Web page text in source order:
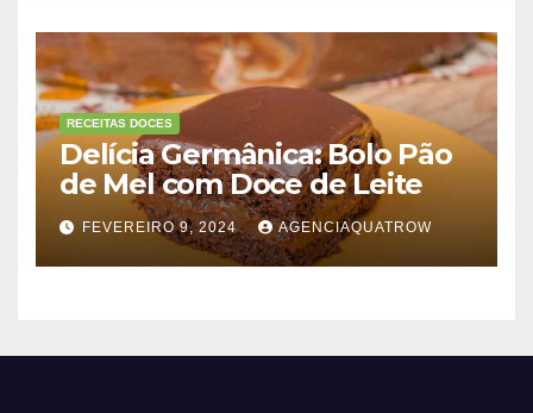
RECEITAS DOCES
Delícia Germânica: Bolo Pão
de Mel com Doce de Leite
FEVEREIRO 9, 2024 AGENCIAQUATROW